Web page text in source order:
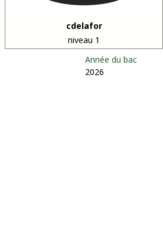
cdelafor
niveau 1
Année du bac
2026